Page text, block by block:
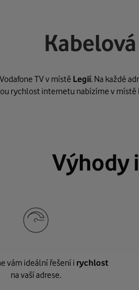
TV v místě Legií. Na každé
rychlost internetu nabízíme v místě
Výhody
vám ideální řešení i rychlost
na vaší adrese.